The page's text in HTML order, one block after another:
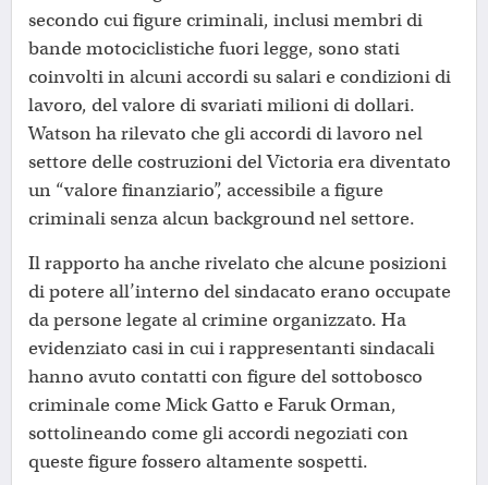
secondo cui figure criminali, inclusi membri di
bande motociclistiche fuori legge, sono stati
coinvolti in alcuni accordi su salari e condizioni di
lavoro, del valore di svariati milioni di dollari.
Watson ha rilevato che gli accordi di lavoro nel
settore delle costruzioni del Victoria era diventato
un “valore finanziario”, accessibile a figure
criminali senza alcun background nel settore.
Il rapporto ha anche rivelato che alcune posizioni
di potere all’interno del sindacato erano occupate
da persone legate al crimine organizzato. Ha
evidenziato casi in cui i rappresentanti sindacali
hanno avuto contatti con figure del sottobosco
criminale come Mick Gatto e Faruk Orman,
sottolineando come gli accordi negoziati con
queste figure fossero altamente sospetti.